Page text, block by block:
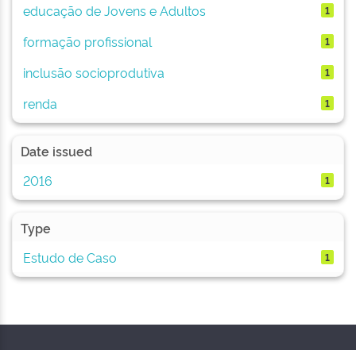
educação de Jovens e Adultos 1
formação profissional 1
inclusão socioprodutiva 1
renda 1
Date issued
2016
1
Type
Estudo de Caso
1